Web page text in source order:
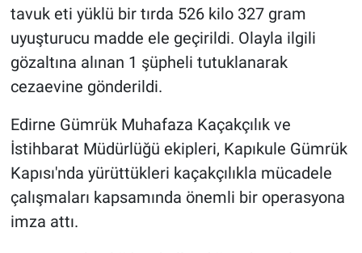
tavuk eti yüklü bir tırda 526 kilo 327 gram
uyuşturucu madde ele geçirildi. Olayla ilgili
gözaltına alınan 1 şüpheli tutuklanarak
cezaevine gönderildi.
Edirne Gümrük Muhafaza Kaçakçılık ve
İstihbarat Müdürlüğü ekipleri, Kapıkule Gümrük
Kapısı'nda yürüttükleri kaçakçılıkla mücadele
çalışmaları kapsamında önemli bir operasyona
imza attı.